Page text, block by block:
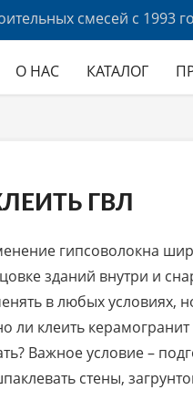
смесей с 1993
О НАС КАТАЛОГ
ГВЛ
гипсоволокна
зданий внутри и
в любых условиях,
ли клеить
Важное условие –
стены,